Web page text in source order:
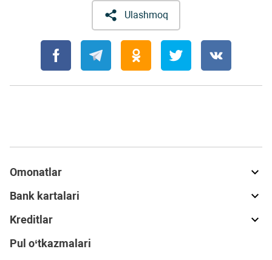
Ulashmoq
Omonatlar
Bank kartalari
Kreditlar
Pul o‘tkazmalari